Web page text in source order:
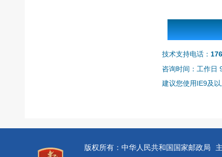
技术支持电话：
咨询时间：工作日
建议您使用IE9及
版权所有：中华人民共和国国家邮政局